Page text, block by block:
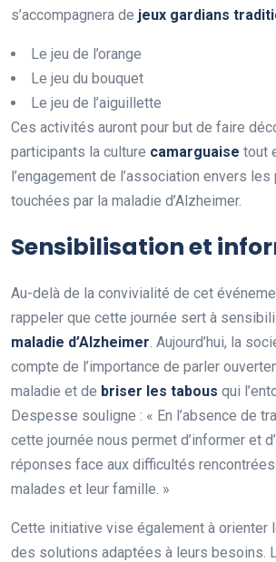
s’accompagnera de jeux gardians traditi
Le jeu de l’orange
Le jeu du bouquet
Le jeu de l’aiguillette
Ces activités auront pour but de faire
participants la culture camarguaise tout
l’engagement de l’association envers
touchées par la maladie d’Alzheimer.
Sensibilisation et
Au-delà de la convivialité de cet
rappeler que cette journée sert à
maladie d’Alzheimer. Aujourd’hui, la
compte de l’importance de parler
maladie et de briser les tabous qui
Despesse souligne : « En l’absence de
cette journée nous permet d’informer et
réponses face aux difficultés
malades et leur famille. »
Cette initiative vise également à orienter
des solutions adaptées à leurs besoins.